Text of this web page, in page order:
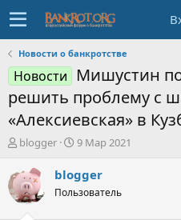
Новости о банкротстве
Новости
Мишустин
решить проблему с
«Алексиевская» в
А
т
о
р
blogger
Д
т
а
н
9 Мар 2021
blogger
Пользователь